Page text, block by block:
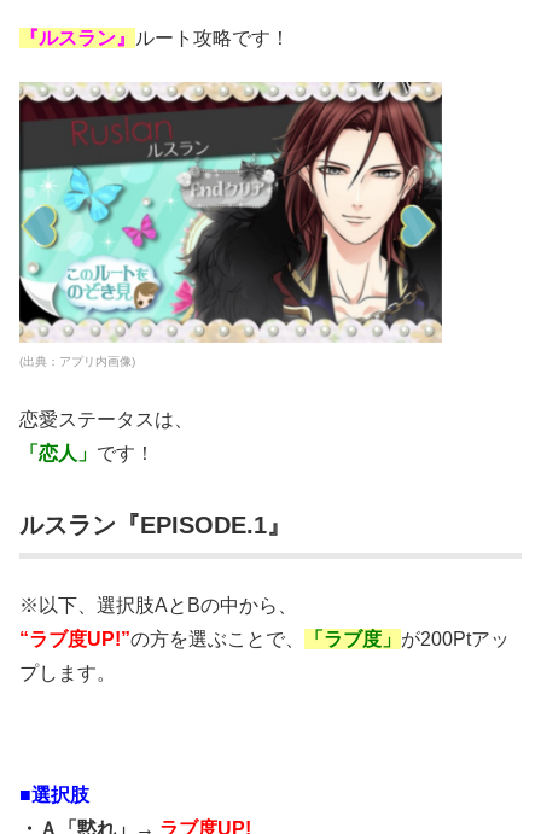
『ルスラン』 ルート攻略です！
(出典：アプリ内画像)
恋愛ステータスは、
「恋人」 です！
ルスラン『EPISODE.1』
※以下、選択肢AとBの中から、
“ラブ度UP!”の方を選ぶことで、 「ラブ度」 が200Ptアッ
プします。
■選択肢
・Ａ「黙れ」→ ラブ度UP!